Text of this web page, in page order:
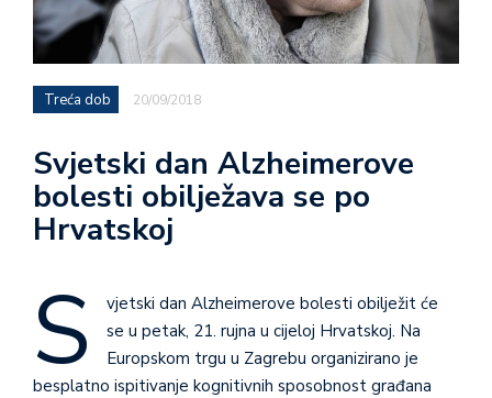
Treća dob 20/09/2018
Svjetski dan Alzheimerove
bolesti obilježava se po
Hrvatskoj
S
vjetski dan Alzheimerove bolesti obilježit će
se u petak, 21. rujna u cijeloj Hrvatskoj. Na
Europskom trgu u Zagrebu organizirano je
besplatno ispitivanje kognitivnih sposobnost građana